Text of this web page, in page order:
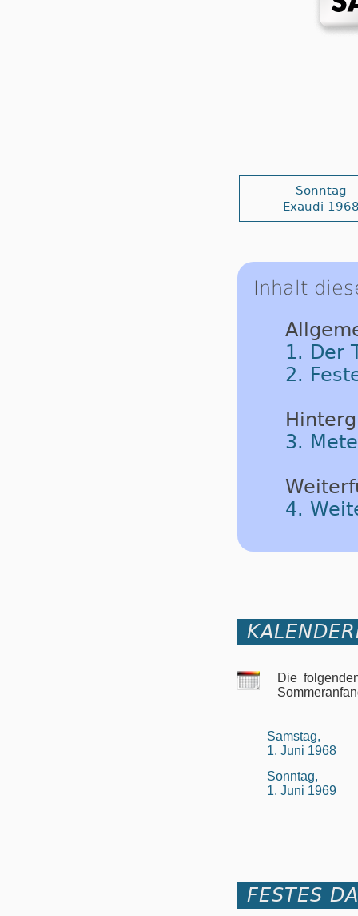
Sonntag
Exaudi
Inhalt
1. Der
2.
3.
4.
Die
Samstag,
1. Juni 1968
Sonntag,
1. Juni 1969
FESTES